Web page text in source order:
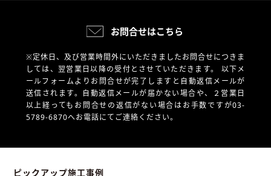
お問合せはこちら
※定休日、及び営業時間外にいただきましたお問合せにつきま
しては、翌営業日以降の受付とさせていただきます。 以下メ
ールフォームよりお問合せが完了しますと自動返信メールが
送信されます。自動返信メールが届かない場合や、
２営業日
以上経ってもお問合せの返信がない場合はお手数ですが03-
5789-6870へお電話にてご連絡ください。
ピックアップ施工事例